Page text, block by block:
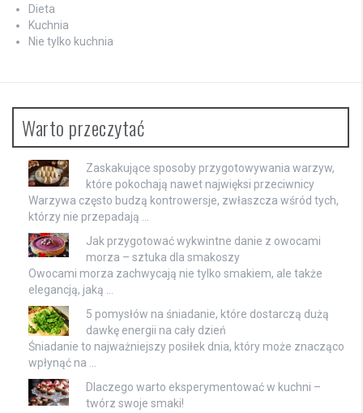
Dieta
Kuchnia
Nie tylko kuchnia
Warto przeczytać
Zaskakujące sposoby przygotowywania warzyw,
które pokochają nawet najwięksi przeciwnicy
Warzywa często budzą kontrowersje, zwłaszcza wśród tych,
którzy nie przepadają …
Jak przygotować wykwintne danie z owocami
morza – sztuka dla smakoszy
Owocami morza zachwycają nie tylko smakiem, ale także
elegancją, jaką …
5 pomysłów na śniadanie, które dostarczą dużą
dawkę energii na cały dzień
Śniadanie to najważniejszy posiłek dnia, który może znacząco
wpłynąć na …
Dlaczego warto eksperymentować w kuchni –
twórz swoje smaki!